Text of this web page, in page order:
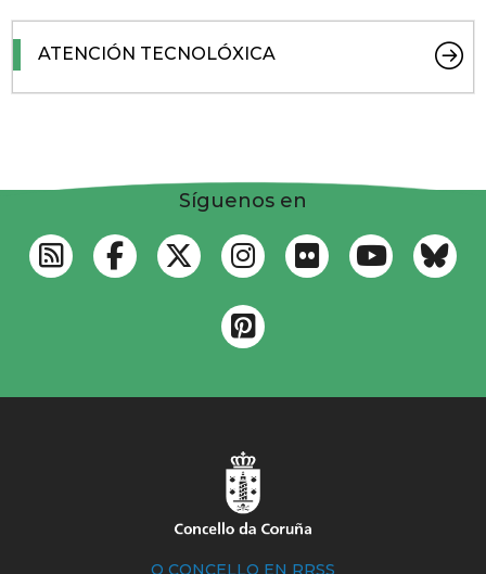
ATENCIÓN TECNOLÓXICA
Síguenos en
O CONCELLO EN RRSS